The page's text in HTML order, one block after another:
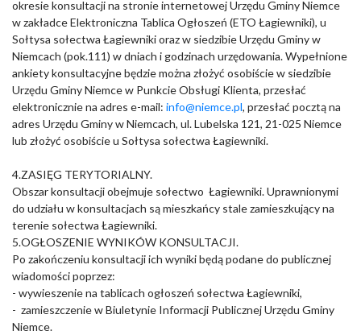
okresie konsultacji na stronie internetowej Urzędu Gminy Niemce
w zakładce Elektroniczna Tablica Ogłoszeń (ETO Łagiewniki), u
Sołtysa sołectwa Łagiewniki oraz w siedzibie Urzędu Gminy w
Niemcach (pok.111) w dniach i godzinach urzędowania. Wypełnione
ankiety konsultacyjne będzie można złożyć osobiście w siedzibie
Urzędu Gminy Niemce w Punkcie Obsługi Klienta, przesłać
elektronicznie na adres e-mail: info@niemce.pl, przesłać pocztą na
adres Urzędu Gminy w Niemcach, ul. Lubelska 121, 21-025 Niemce
lub złożyć osobiście u Sołtysa sołectwa Łagiewniki.
4.ZASIĘG TERYTORIALNY.
Obszar konsultacji obejmuje sołectwo Łagiewniki. Uprawnionymi
do udziału w konsultacjach są mieszkańcy stale zamieszkujący na
terenie sołectwa Łagiewniki.
5.OGŁOSZENIE WYNIKÓW KONSULTACJI.
Po zakończeniu konsultacji ich wyniki będą podane do publicznej
wiadomości poprzez:
- wywieszenie na tablicach ogłoszeń sołectwa Łagiewniki,
- zamieszczenie w Biuletynie Informacji Publicznej Urzędu Gminy
Niemce.